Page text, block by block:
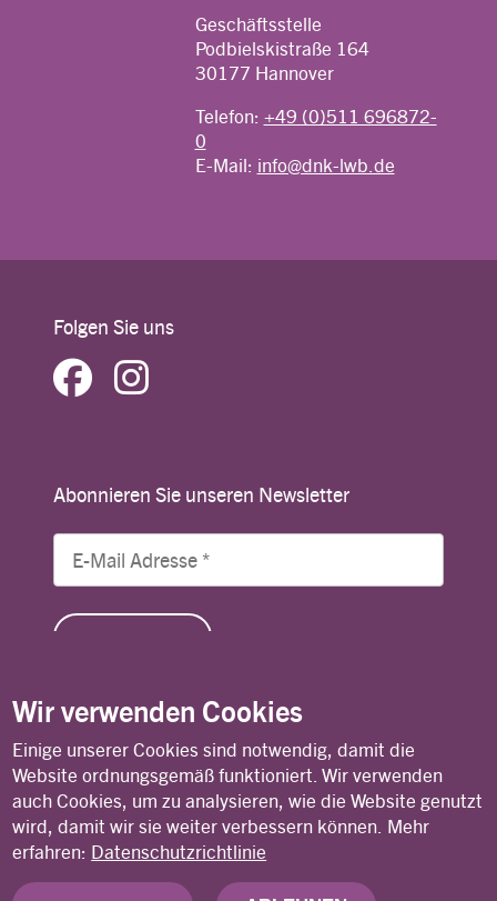
Geschäftsstelle
Podbielskistraße 164
30177 Hannover
Telefon: +49 (0)511 696872-
0
E-Mail: info@dnk-lwb.de
Folgen Sie uns
Abonnieren Sie unseren Newsletter
© Copyright 2026 Lutheran World Federation
Kontakt Privacy Policy Terms of Use
Wir verwenden Cookies
Einige unserer Cookies sind notwendig, damit die
Website ordnungsgemäß funktioniert. Wir verwenden
auch Cookies, um zu analysieren, wie die Website genutzt
wird, damit wir sie weiter verbessern können. Mehr
erfahren: Datenschutzrichtlinie